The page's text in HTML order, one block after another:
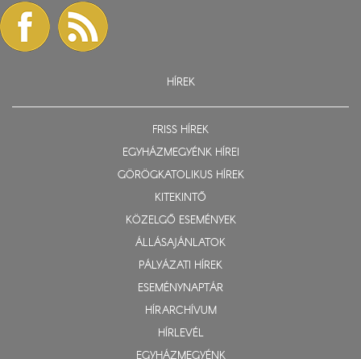
HÍREK
FRISS HÍREK
EGYHÁZMEGYÉNK HÍREI
GÖRÖGKATOLIKUS HÍREK
KITEKINTŐ
KÖZELGŐ ESEMÉNYEK
ÁLLÁSAJÁNLATOK
PÁLYÁZATI HÍREK
ESEMÉNYNAPTÁR
HÍRARCHÍVUM
HÍRLEVÉL